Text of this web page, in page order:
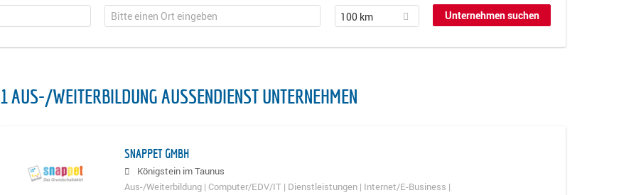
100 km
1 AUS-/WEITERBILDUNG AUSSENDIENST UNTERNEHMEN
SNAPPET GMBH
Königstein im Taunus
Aus-/Weiterbildung | Computer/EDV/IT | Dienstleistungen | Internet/E-Business |